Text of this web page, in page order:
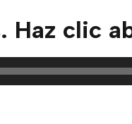
Haz clic